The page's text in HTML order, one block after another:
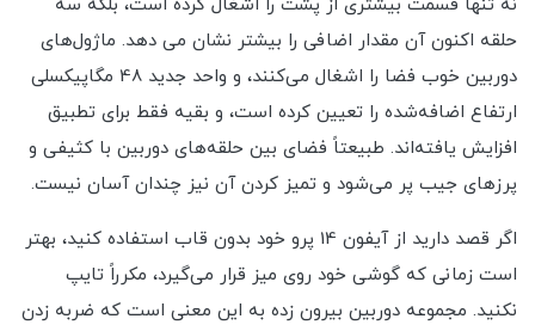
نه تنها قسمت بیشتری از پشت را اشغال کرده است، بلکه سه
حلقه اکنون آن مقدار اضافی را بیشتر نشان می دهد. ماژول‌های
دوربین خوب فضا را اشغال می‌کنند، و واحد جدید 48 مگاپیکسلی
ارتفاع اضافه‌شده را تعیین کرده است، و بقیه فقط برای تطبیق
افزایش یافته‌اند. طبیعتاً فضای بین حلقه‌های دوربین با کثیفی و
پرزهای جیب پر می‌شود و تمیز کردن آن نیز چندان آسان نیست.
اگر قصد دارید از آیفون 14 پرو خود بدون قاب استفاده کنید، بهتر
است زمانی که گوشی خود روی میز قرار می‌گیرد، مکرراً تایپ
نکنید. مجموعه دوربین بیرون زده به این معنی است که ضربه زدن